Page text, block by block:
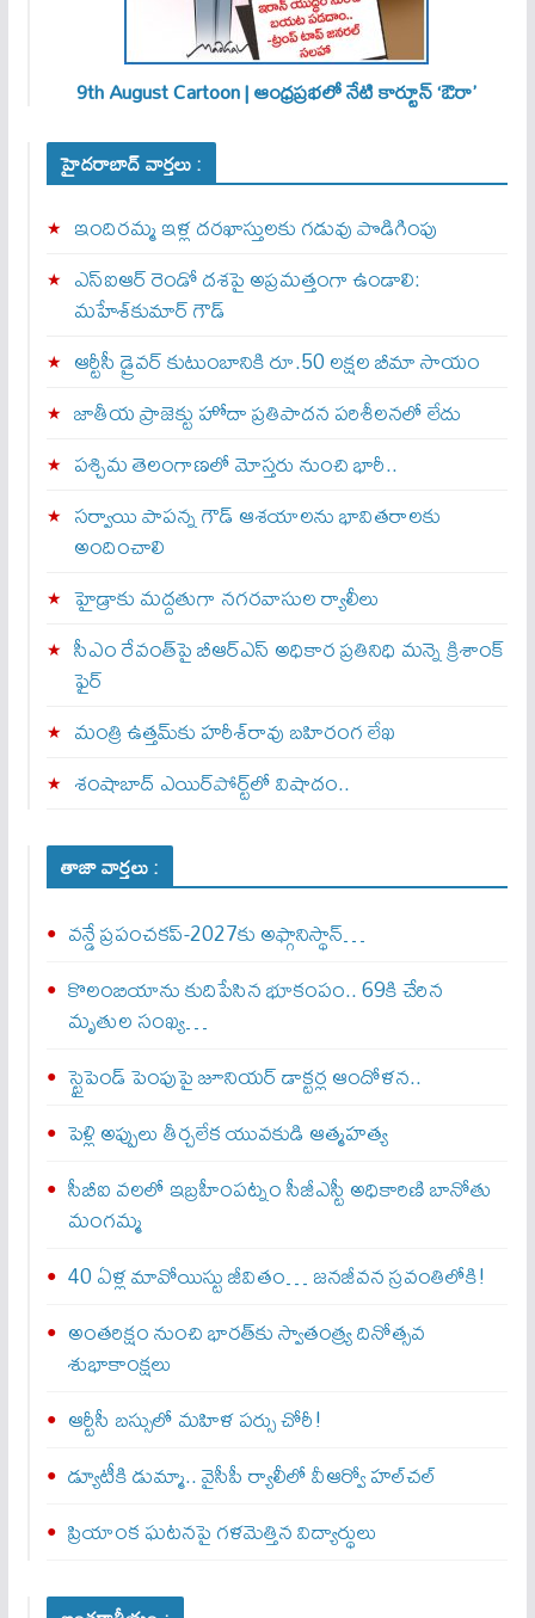
9th August Cartoon | ఆంధ్రప్రభలో నేటి కార్టూన్ ‘ఔరా’
హైదరాబాద్ వార్తలు :
ఇందిరమ్మ ఇళ్ల దరఖాస్తులకు గడువు పొడిగింపు
ఎస్‌ఐఆర్‌ రెండో దశపై అప్రమత్తంగా ఉండాలి:
మహేశ్‌కుమార్‌ గౌడ్‌
ఆర్టీసీ డ్రైవర్ కుటుంబానికి రూ.50 లక్షల బీమా సాయం
జాతీయ ప్రాజెక్టు హోదా ప్రతిపాదన పరిశీలనలో లేదు
పశ్చిమ తెలంగాణలో మోస్తరు నుంచి భారీ..
సర్వాయి పాపన్న గౌడ్‌ ఆశయాలను భావితరాలకు
అందించాలి
హైడ్రాకు మద్దతుగా నగరవాసుల ర్యాలీలు
సీఎం రేవంత్‌పై బీఆర్‌ఎస్‌ అధికార ప్రతినిధి మన్నె క్రిశాంక్
ఫైర్‌
మంత్రి ఉత్తమ్‌కు హరీశ్‌రావు బహిరంగ లేఖ
శంషాబాద్‌ ఎయిర్‌పోర్ట్‌లో విషాదం..
తాజా వార్తలు :
వన్డే ప్రపంచకప్‌-2027కు అఫ్గానిస్థాన్‌…
కొలంబియాను కుదిపేసిన భూకంపం.. 69కి చేరిన
మృతుల సంఖ్య…
స్టైపెండ్ పెంపుపై జూనియర్ డాక్టర్ల ఆందోళన..
పెళ్లి అప్పులు తీర్చలేక యువకుడి ఆత్మహత్య
సీబీఐ వలలో ఇబ్రహీంపట్నం సీజీఎస్టీ అధికారిణి బానోతు
మంగమ్మ
40 ఏళ్ల మావోయిస్టు జీవితం… జనజీవన స్రవంతిలోకి!
అంతరిక్షం నుంచి భారత్‌కు స్వాతంత్ర్య దినోత్సవ
శుభాకాంక్షలు
ఆర్టీసీ బస్సులో మహిళ పర్సు చోరీ!
డ్యూటీకి డుమ్మా.. వైసీపీ ర్యాలీలో వీఆర్వో హల్‌చల్‌
ప్రియాంక ఘటనపై గళమెత్తిన విద్యార్థులు